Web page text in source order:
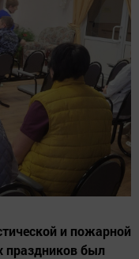
и пожарной
праздников был